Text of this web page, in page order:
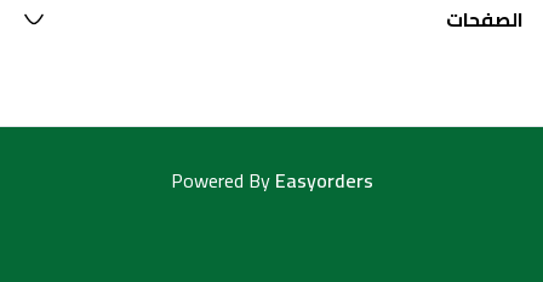
الصفحات
Powered ByEasyorders